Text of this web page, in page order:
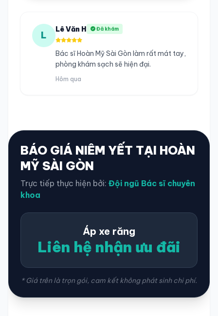
L
Lê Văn H Đã khám
Bác sĩ Hoàn Mỹ Sài Gòn làm rất mát tay,
phòng khám sạch sẽ hiện đại.
Hôm qua
BÁO GIÁ NIÊM YẾT TẠI HOÀN
MỸ SÀI GÒN
Trực tiếp thực hiện bởi: Đội ngũ Bác sĩ chuyên
khoa
Áp xe răng
Liên hệ nhận ưu đãi
* Giá trên là trọn gói, cam kết không phát sinh chi phí.